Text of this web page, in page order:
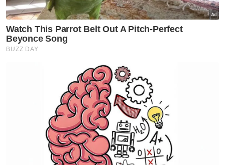
Semasa
Semasa
30 tahun ketagihan dadah,
suami isteri warga emas
ditahan AADK
Semasa
Ismail Sabri mungkin alami